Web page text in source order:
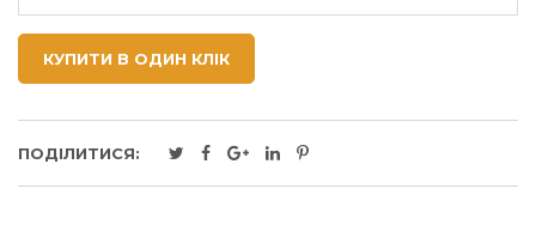
КУПИТИ В ОДИН КЛІК
ПОДІЛИТИСЯ: